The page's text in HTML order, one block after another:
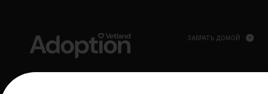
ЗАБРАТЬ ДОМОЙ